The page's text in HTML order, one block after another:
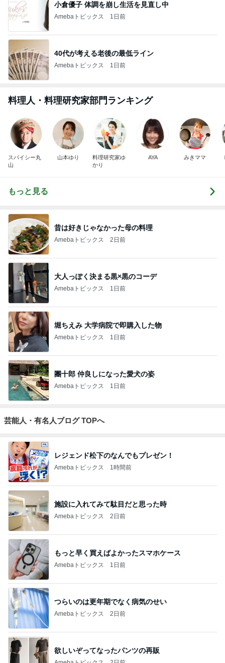
小倉優子 体調を崩し生活を見直し中
Amebaトピックス 1日前
40代が考える老後の最低ライン
Amebaトピックス 1日前
料理人・料理研究家部門ランキング
スパイシー丸
山
山本ゆり
料理研究家ゆ
かり
AYA みきママ
もっと見る
昔は好きじゃなかった母の料理
Amebaトピックス 2日前
大人っぽく決まる黒×黒のコーデ
Amebaトピックス 1日前
堀ちえみ 大学病院で即購入した物
Amebaトピックス 1日前
團十郎 仲良しになった愛犬の姿
Amebaトピックス 1日前
芸能人・有名人ブログ TOPへ
レジェンド松下のなんでもプレゼン！
Amebaトピックス 1時間前
施設に入れてみて駄目だと思った時
Amebaトピックス 2日前
もっと早く買えばよかったスマホケース
Amebaトピックス 1日前
つらいのは更年期でなく病気のせい
Amebaトピックス 2日前
欲しいぞってなったパンツの再販